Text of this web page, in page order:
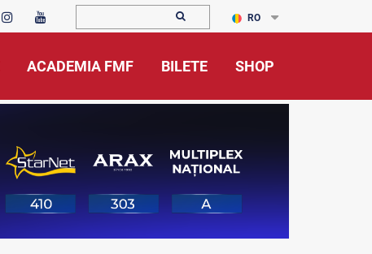
RO
ACADEMIA FMF BILETE SHOP